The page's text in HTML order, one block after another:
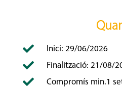
 Inici: 29/06/2026
 Finalització: 21/08/
 Compromís min.1